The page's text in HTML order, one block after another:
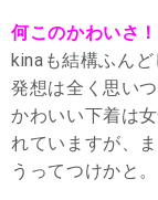
何このかわいさ！
kinaも結構ふん
発想は全く思い
かわいい下着は
れていますが、
うってつけかと。